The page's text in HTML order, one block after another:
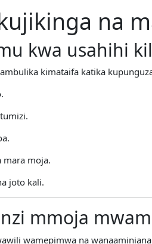
na
kwa usahihi
kimataifa katika
mara moja.
joto kali.
mmoja
wamepimwa na